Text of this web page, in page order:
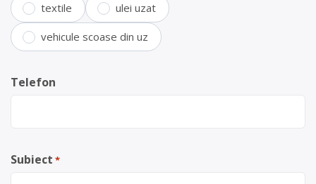
textile ulei uzat
vehicule scoase din uz
Telefon
Subiect *